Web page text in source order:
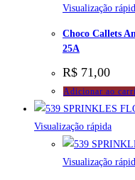
Visualização
Choco Callets
25A
R$ 71,00
Adicionar ao
Visualização rápida
Visualização